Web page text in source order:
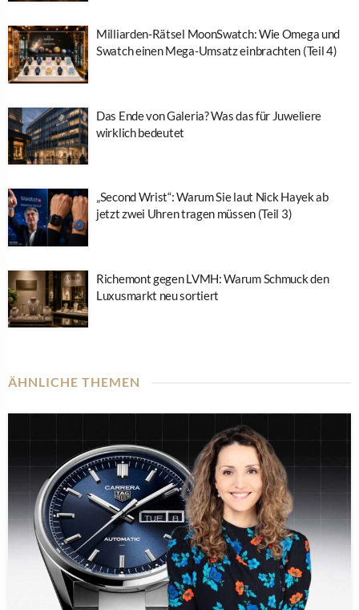
Milliarden-Rätsel MoonSwatch: Wie Omega und
Swatch einen Mega-Umsatz einbrachten (Teil 4)
Das Ende von Galeria? Was das für Juweliere
wirklich bedeutet
„Second Wrist“: Warum Sie laut Nick Hayek ab
jetzt zwei Uhren tragen müssen (Teil 3)
Richemont gegen LVMH: Warum Schmuck den
Luxusmarkt neu sortiert
ÄHNLICHE THEMEN